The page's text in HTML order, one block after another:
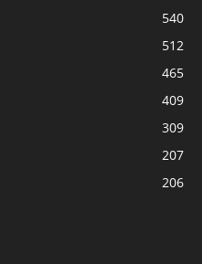
540
512
465
409
309
207
206